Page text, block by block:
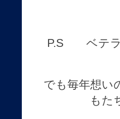
P.S ベテラ
でも毎年想い
もた